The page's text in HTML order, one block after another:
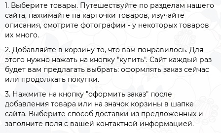
1. Выберите товары. Путешествуйте по разделам нашего
сайта, нажимайте на карточки товаров, изучайте
описания, смотрите фотографии - у некоторых товаров
их много.
2. Добавляйте в корзину то, что вам понравилось. Для
этого нужно нажать на кнопку "купить". Сайт каждый раз
будет вам предлагать выбрать: оформлять заказ сейчас
или продолжать покупки.
3. Нажмите на кнопку "оформить заказ" после
добавления товара или на значок корзины в шапке
сайта. Выберите способ доставки из предложенных и
заполните поля с вашей контактной информацией.